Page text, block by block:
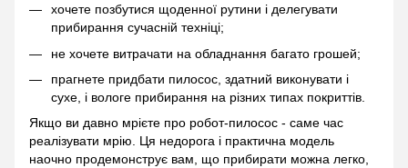
хочете позбутися щоденної рутини і делегувати
прибирання сучасній техніці;
не хочете витрачати на обладнання багато грошей;
прагнете придбати пилосос, здатний виконувати і
сухе, і вологе прибирання на різних типах покриттів.
Якщо ви давно мрієте про робот-пилосос - саме час
реалізувати мрію. Ця недорога і практична модель
наочно продемонструє вам, що прибирати можна легко,